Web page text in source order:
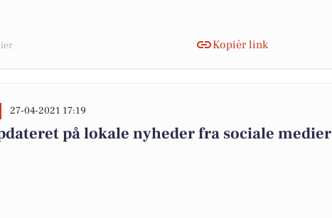
Kopiér link
27-04-2021 17:19
på lokale nyheder fra sociale medier